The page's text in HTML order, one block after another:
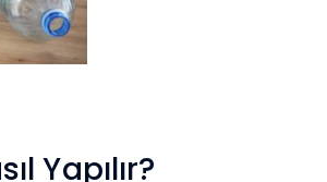
Yapılır?